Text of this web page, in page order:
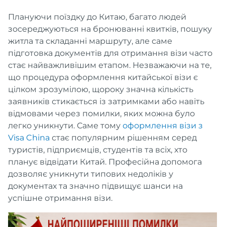
Плануючи поїздку до Китаю, багато людей
зосереджуються на бронюванні квитків, пошуку
житла та складанні маршруту, але саме
підготовка документів для отримання візи часто
стає найважливішим етапом. Незважаючи на те,
що процедура оформлення китайської візи є
цілком зрозумілою, щороку значна кількість
заявників стикається із затримками або навіть
відмовами через помилки, яких можна було
легко уникнути. Саме тому оформлення візи з
Visa China стає популярним рішенням серед
туристів, підприємців, студентів та всіх, хто
планує відвідати Китай. Професійна допомога
дозволяє уникнути типових недоліків у
документах та значно підвищує шанси на
успішне отримання візи.